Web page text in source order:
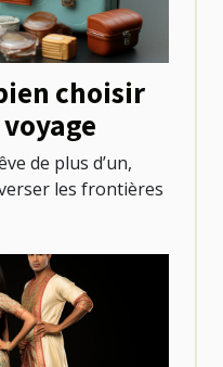
choisir
de plus d’un,
les frontières